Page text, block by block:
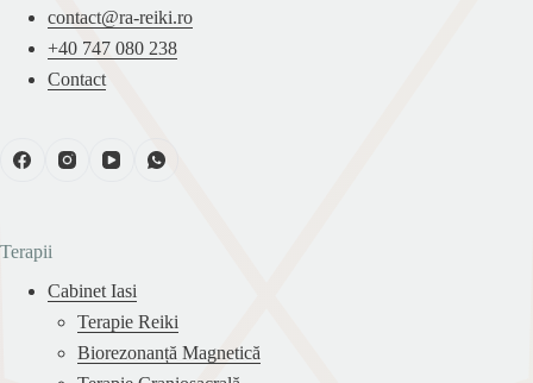
contact@ra-reiki.ro
+40 747 080 238
Contact
Terapii
Cabinet Iasi
Terapie Reiki
Biorezonanță Magnetică